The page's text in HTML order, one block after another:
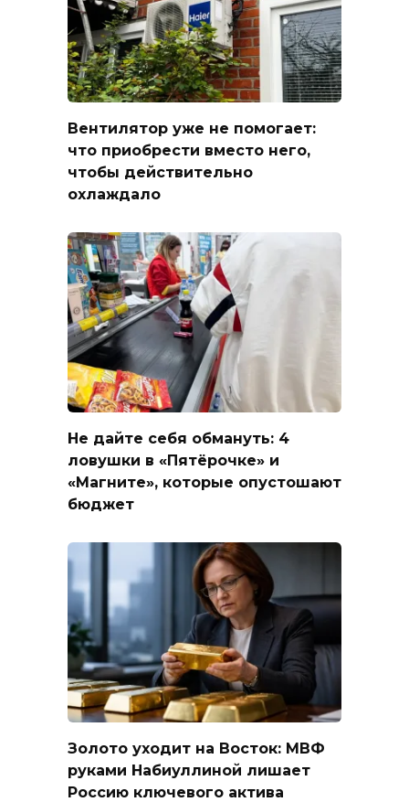
Вентилятор уже не помогает:
что приобрести вместо него,
чтобы действительно
охлаждало
Не дайте себя обмануть: 4
ловушки в «Пятёрочке» и
«Магните», которые опустошают
бюджет
Золото уходит на Восток: МВФ
руками Набиуллиной лишает
Россию ключевого актива